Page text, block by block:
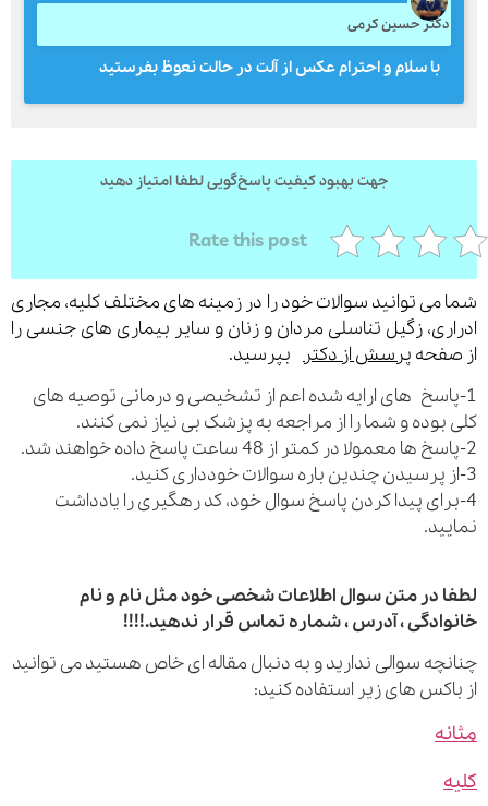
دکتر حسین کرمی
با سلام و احترام عکس از آلت در حالت نعوظ بفرستید
جهت بهبود کیفیت پاسخ‌گویی لطفا امتیاز دهید
Rate this post
توانید سوالات خود را در زمینه های مختلف کلیه، مجاری
زگیل تناسلی مردان و زنان و سایر بیماری های جنسی را
پرسش از دکتربپرسید.
های ارایه شده اعم از تشخیصی و درمانی توصیه های
و شما را از مراجعه به پزشک بی نیاز نمی کنند.
پیدا کردن پاسخ سوال خود، کد رهگیری را یادداشت
در متن سوال اطلاعات شخصی خود مثل نام و نام
، آدرس ، شماره تماس قرار ندهید.!!!!
سوالی ندارید و به دنبال مقاله ای خاص هستید می توانید
های زیر استفاده کنید:
ارسال
قدرت گرفته از همیارسیستم